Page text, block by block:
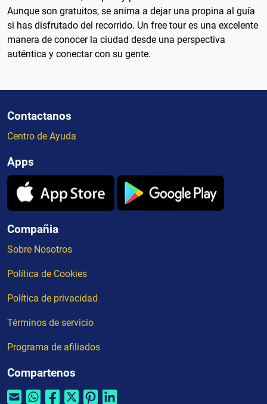
Aunque son gratuitos, se anima a dejar una propina al guía
si has disfrutado del recorrido. Un free tour es una excelente
manera de conocer la ciudad desde una perspectiva
auténtica y conectar con su gente.
Contactanos
Centro de Ayuda
Apps
Compañia
Sobre Nosotros
Política de Cookies
Política de privacidad
Términos de servicio
Programa de afiliados
Compartenos